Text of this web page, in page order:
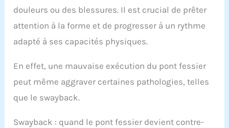
douleurs ou des blessures. Il est crucial de prêter
attention à la forme et de progresser à un rythme
adapté à ses capacités physiques.
En effet, une mauvaise exécution du pont fessier
peut même aggraver certaines pathologies, telles
que le swayback.
Swayback : quand le pont fessier devient contre-